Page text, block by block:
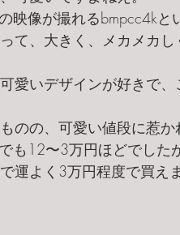
映像が撮れるbmpcc4k
て、大きく、メカメカ
愛いデザインが好きで
のの、可愛い値段に惹
も12〜3万円ほどでし
運よく3万円程度で買え